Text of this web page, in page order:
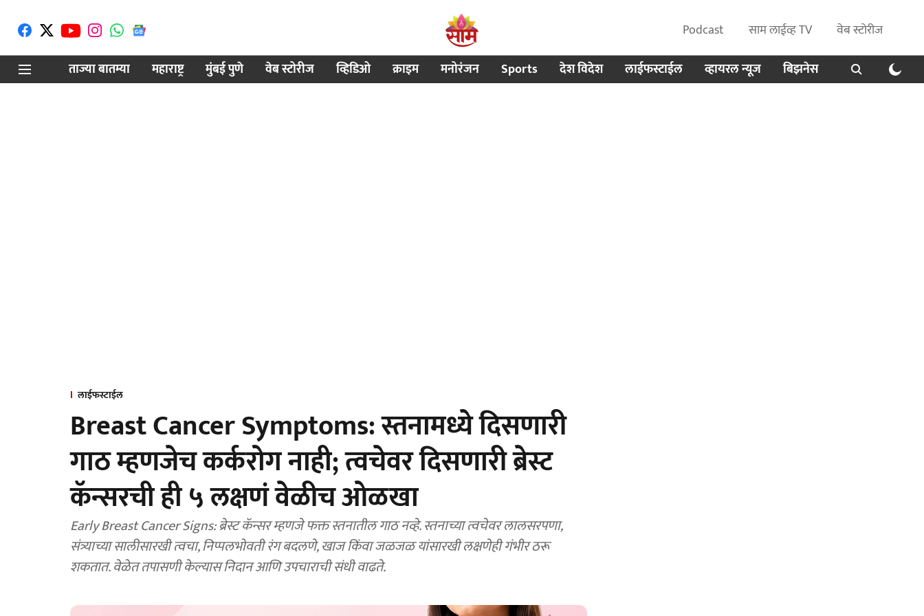
Podcast साम लाईव्ह TV
वेब स्टोरीज
ताज्या बातम्या
महाराष्ट्र मुंबई पुणे वेब स्टोरीज व्हिडिओ क्राइम मनोरंजन Sports देश विदेश लाईफस्टाईल व्हायरल न्यूज बिझनेस
लाईफस्टाईल
Breast Cancer Symptoms: स्तनामध्ये दिसणारी
गाठ म्हणजेच कर्करोग नाही; त्वचेवर दिसणारी ब्रेस्ट
कॅन्सरची ही ५ लक्षणं वेळीच ओळखा
Early Breast Cancer Signs: ब्रेस्ट कॅन्सर म्हणजे फक्त स्तनातील गाठ नव्हे. स्तनाच्या त्वचेवर लालसरपणा,
संत्र्याच्या सालीसारखी त्वचा, निप्पलभोवती रंग बदलणे, खाज किंवा जळजळ यांसारखी लक्षणेही गंभीर ठरू
शकतात. वेळेत तपासणी केल्यास निदान आणि उपचाराची संधी वाढते.